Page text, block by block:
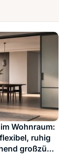
Wohnraum:
ruhig
großzügig